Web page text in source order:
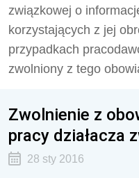
związkowej o
korzystających z jej
przypadkach
zwolniony z tego
Zwolnienie z
pracy działacza
28 sty 2016